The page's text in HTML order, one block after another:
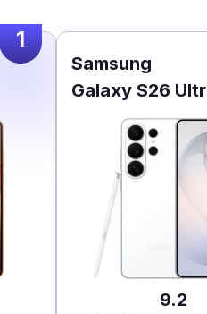
1
Samsung
Galaxy S26
9.2